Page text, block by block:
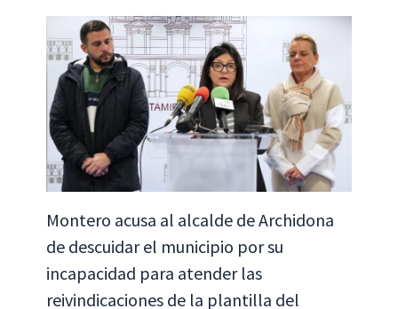
Montero acusa al alcalde de Archidona
de descuidar el municipio por su
incapacidad para atender las
reivindicaciones de la plantilla del